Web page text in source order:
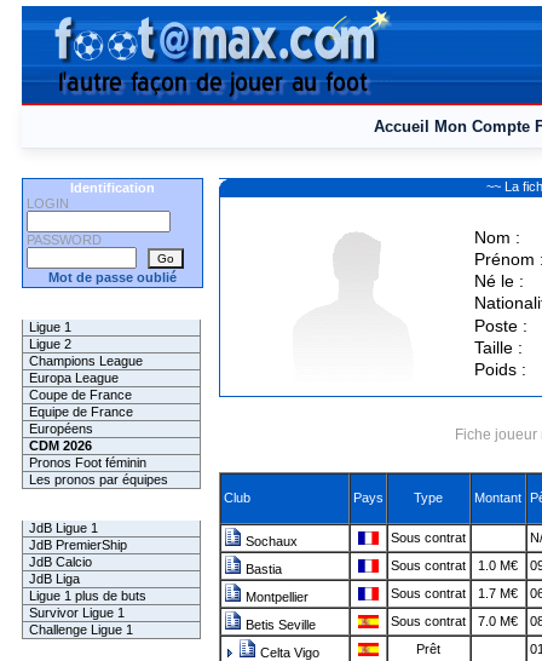
Accueil Mon Compte
Identification
LOGIN
PASSWORD
Mot de passe oublié
Ligue 1
Ligue 2
Champions League
Europa League
Coupe de France
Equipe de France
Européens
CDM 2026
Pronos Foot féminin
Les pronos par équipes
JdB Ligue 1
JdB PremierShip
JdB Calcio
JdB Liga
Ligue 1 plus de buts
Survivor Ligue 1
Challenge Ligue 1
~~ La
Nom :
Prénom
Né le :
Poste :
Taille :
Poids :
Fiche
Club Pays Type Montant
Sochaux Sous contrat
Bastia Sous contrat 1.0 M€
Montpellier Sous contrat 1.7 M€
Betis Seville Sous contrat 7.0 M€
Celta Vigo Prêt